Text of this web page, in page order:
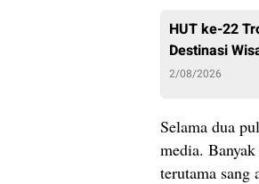
HUT ke-22
Destinasi
2/08/2026
Selama dua
media.
terutama sang